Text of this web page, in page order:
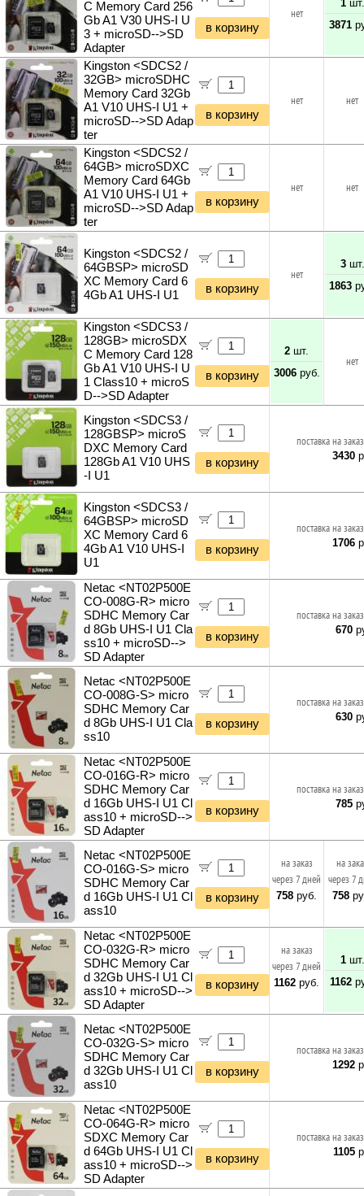
Мультитулы и ножи
Инструменты и техника прочее
C Memory Card 256
Gb A1 V30 UHS-I U
3 + microSD-->SD
Adapter
в корзину
нет
1шт.
3871
Kingston <SDCS2 /
32GB> microSDHC
Memory Card 32Gb
A1 V10 UHS-I U1 +
microSD-->SD Adap
ter
в корзину
нет нет
Kingston <SDCS2 /
64GB> microSDXC
Memory Card 64Gb
A1 V10 UHS-I U1 +
microSD-->SD Adap
ter
в корзину
нет нет
Kingston <SDCS2 /
64GBSP> microSD
XC Memory Card 6
4Gb A1 UHS-I U1
в корзину
нет
3шт.
1863
Kingston <SDCS3 /
128GB> microSDX
C Memory Card 128
Gb A1 V10 UHS-I U
1 Class10 + microS
D-->SD Adapter
в корзину
2 шт.
3006руб.
нет
Kingston <SDCS3 /
128GBSP> microS
DXC Memory Card
128Gb A1 V10 UHS
-I U1
в корзину
поставка на
3430
Kingston <SDCS3 /
64GBSP> microSD
XC Memory Card 6
4Gb A1 V10 UHS-I
U1
в корзину
поставка на
1706
Netac <NT02P500E
CO-008G-R> micro
SDHC Memory Car
d 8Gb UHS-I U1 Cla
ss10 + microSD-->
SD Adapter
в корзину
поставка на
670
Netac <NT02P500E
CO-008G-S> micro
SDHC Memory Car
d 8Gb UHS-I U1 Cla
ss10
в корзину
поставка на
630
Netac <NT02P500E
CO-016G-R> micro
SDHC Memory Car
d 16Gb UHS-I U1 Cl
ass10 + microSD-->
SD Adapter
в корзину
поставка на
785
Netac <NT02P500E
CO-016G-S> micro
SDHC Memory Car
d 16Gb UHS-I U1 Cl
ass10
в корзину
на заказ
через 7 дней
758 руб.
на
через 7
758
Netac <NT02P500E
CO-032G-R> micro
SDHC Memory Car
d 32Gb UHS-I U1 Cl
ass10 + microSD-->
SD Adapter
в корзину
на заказ
через 7 дней
1162 руб.
1шт.
1162
Netac <NT02P500E
CO-032G-S> micro
SDHC Memory Car
d 32Gb UHS-I U1 Cl
ass10
в корзину
поставка на
1292
Netac <NT02P500E
CO-064G-R> micro
SDXC Memory Car
d 64Gb UHS-I U1 Cl
ass10 + microSD-->
SD Adapter
в корзину
поставка на
1105